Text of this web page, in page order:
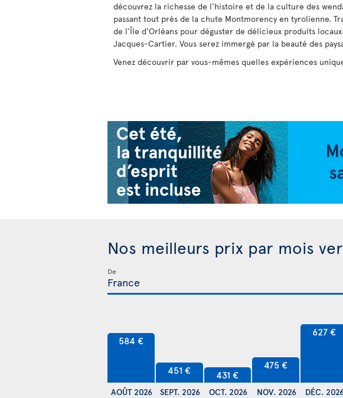
découvrez la richesse de l'histoire et de la culture des
passant tout près de la chute Montmorency en tyrolienne.
de l'Île d'Orléans pour déguster de délicieux produits
Jacques-Cartier. Vous serez immergé par la beauté des
Venez découvrir par vous-mêmes quelles expériences
Nos meilleurs prix par mois
De
584 €
AOÛT 2026
451 €
SEPT. 2026
431 €
OCT. 2026
475 €
NOV. 2026
627 €
DÉC.